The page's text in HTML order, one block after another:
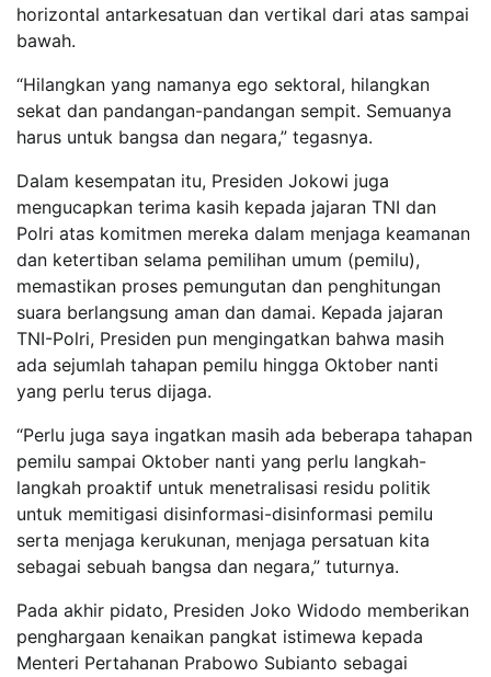
horizontal antarkesatuan dan vertikal dari atas sampai
bawah.
“Hilangkan yang namanya ego sektoral, hilangkan
sekat dan pandangan-pandangan sempit. Semuanya
harus untuk bangsa dan negara,” tegasnya.
Dalam kesempatan itu, Presiden Jokowi juga
mengucapkan terima kasih kepada jajaran TNI dan
Polri atas komitmen mereka dalam menjaga keamanan
dan ketertiban selama pemilihan umum (pemilu),
memastikan proses pemungutan dan penghitungan
suara berlangsung aman dan damai. Kepada jajaran
TNI-Polri, Presiden pun mengingatkan bahwa masih
ada sejumlah tahapan pemilu hingga Oktober nanti
yang perlu terus dijaga.
“Perlu juga saya ingatkan masih ada beberapa tahapan
pemilu sampai Oktober nanti yang perlu langkah-
langkah proaktif untuk menetralisasi residu politik
untuk memitigasi disinformasi-disinformasi pemilu
serta menjaga kerukunan, menjaga persatuan kita
sebagai sebuah bangsa dan negara,” tuturnya.
Pada akhir pidato, Presiden Joko Widodo memberikan
penghargaan kenaikan pangkat istimewa kepada
Menteri Pertahanan Prabowo Subianto sebagai